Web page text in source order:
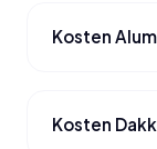
Kosten
Kosten